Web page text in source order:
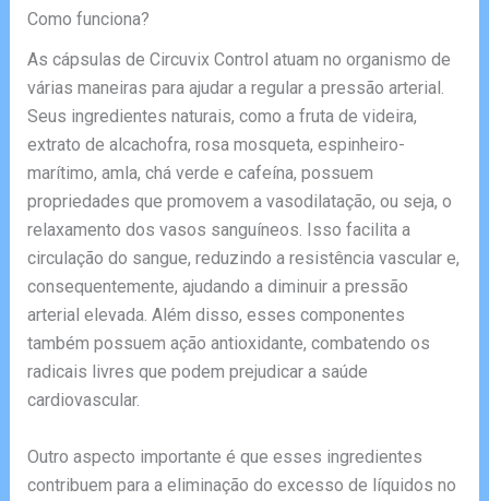
Como funciona?
As cápsulas de Circuvix Control atuam no organismo de
várias maneiras para ajudar a regular a pressão arterial.
Seus ingredientes naturais, como a fruta de videira,
extrato de alcachofra, rosa mosqueta, espinheiro-
marítimo, amla, chá verde e cafeína, possuem
propriedades que promovem a vasodilatação, ou seja, o
relaxamento dos vasos sanguíneos. Isso facilita a
circulação do sangue, reduzindo a resistência vascular e,
consequentemente, ajudando a diminuir a pressão
arterial elevada. Além disso, esses componentes
também possuem ação antioxidante, combatendo os
radicais livres que podem prejudicar a saúde
cardiovascular.
Outro aspecto importante é que esses ingredientes
contribuem para a eliminação do excesso de líquidos no